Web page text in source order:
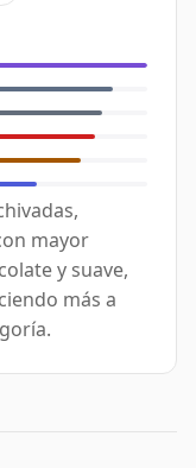
mayor
y suave,
más a